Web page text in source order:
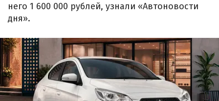
него 1 600 000 рублей, узнали «Автоновости
дня».